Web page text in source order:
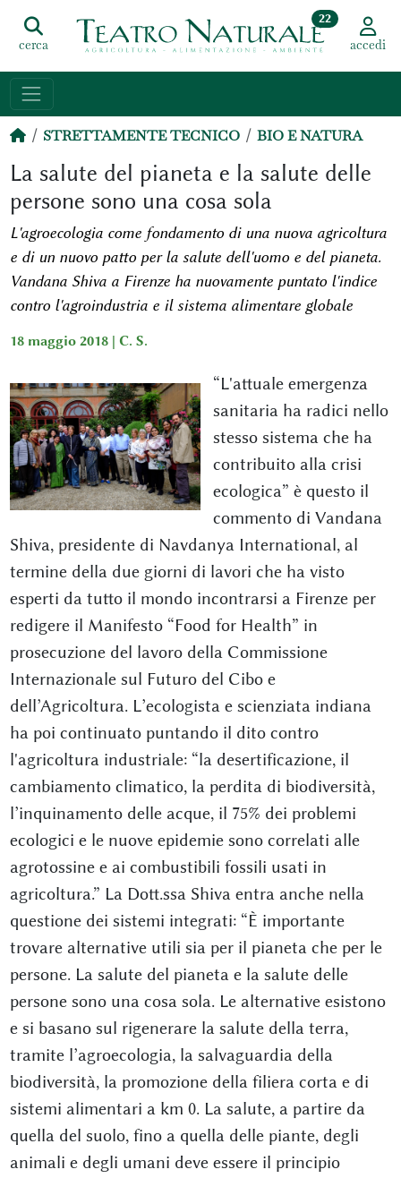
cerca
22
accedi
STRETTAMENTE TECNICO BIO E NATURA
La salute del pianeta e la salute delle
persone sono una cosa sola
L'agroecologia come fondamento di una nuova agricoltura
e di un nuovo patto per la salute dell'uomo e del pianeta.
Vandana Shiva a Firenze ha nuovamente puntato l'indice
contro l'agroindustria e il sistema alimentare globale
18 maggio 2018 | C. S.
“L'attuale emergenza
sanitaria ha radici nello
stesso sistema che ha
contribuito alla crisi
ecologica” è questo il
commento di Vandana
Shiva, presidente di Navdanya International, al
termine della due giorni di lavori che ha visto
esperti da tutto il mondo incontrarsi a Firenze per
redigere il Manifesto “Food for Health” in
prosecuzione del lavoro della Commissione
Internazionale sul Futuro del Cibo e
dell’Agricoltura. L’ecologista e scienziata indiana
ha poi continuato puntando il dito contro
l'agricoltura industriale: “la desertificazione, il
cambiamento climatico, la perdita di biodiversità,
l’inquinamento delle acque, il 75% dei problemi
ecologici e le nuove epidemie sono correlati alle
agrotossine e ai combustibili fossili usati in
agricoltura.” La Dott.ssa Shiva entra anche nella
questione dei sistemi integrati: “È importante
trovare alternative utili sia per il pianeta che per le
persone. La salute del pianeta e la salute delle
persone sono una cosa sola. Le alternative esistono
e si basano sul rigenerare la salute della terra,
tramite l’agroecologia, la salvaguardia della
biodiversità, la promozione della filiera corta e di
sistemi alimentari a km 0. La salute, a partire da
quella del suolo, fino a quella delle piante, degli
animali e degli umani deve essere il principio